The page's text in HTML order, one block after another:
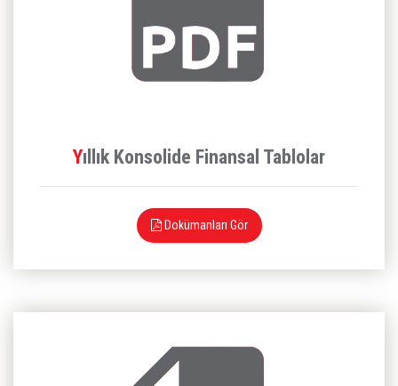
Yıllık Konsolide Finansal Tablolar
Dokümanları Gör